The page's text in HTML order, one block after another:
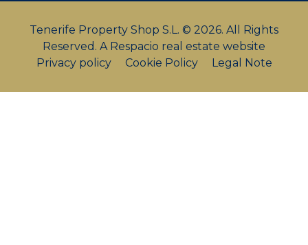
Tenerife Property Shop S.L. © 2026. All Rights
Reserved. A Respacio real estate website
Privacy policy
Cookie Policy Legal Note